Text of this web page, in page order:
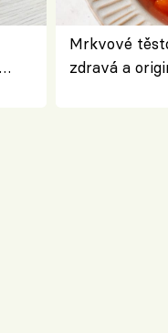
Mrkvové
zdravá a